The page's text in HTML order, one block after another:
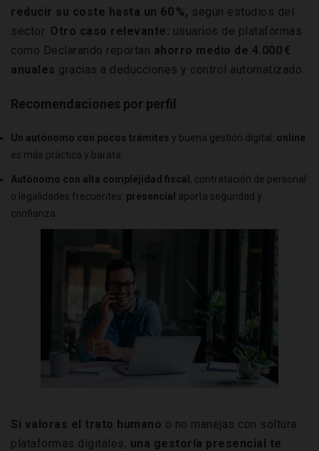
reducir su coste hasta un 60 %, según estudios del
sector. Otro caso relevante: usuarios de plataformas
como Declarando reportan ahorro medio de 4.000 €
anuales gracias a deducciones y control automatizado.
Recomendaciones por perfil
Un autónomo con pocos trámites y buena gestión digital: online
es más práctica y barata.
Autónomo con alta complejidad fiscal , contratación de personal
o legalidades frecuentes: presencial aporta seguridad y
confianza.
Si valoras el trato humano o no manejas con soltura
plataformas digitales, una gestoría presencial te